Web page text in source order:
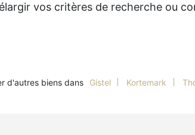
vos critères de recherche ou
d'autres biens dans Gistel Kortemark